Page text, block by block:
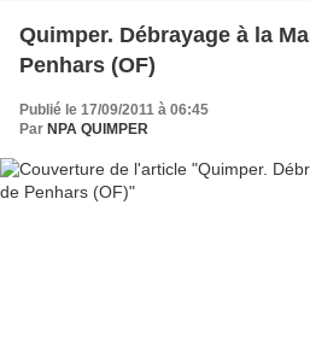
Quimper. Débrayage à la
Penhars (OF)
Publié le 17/09/2011 à 06:45
Par NPA QUIMPER